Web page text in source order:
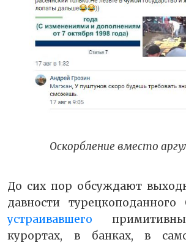
Оскорбление вместо
До сих пор обсуждают
давности турецкоподанного
устраивавшего
курортах, в банках, в